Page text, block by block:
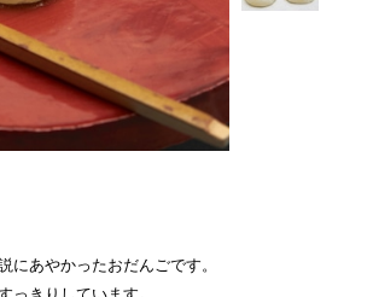
にあやかったおだんごです。